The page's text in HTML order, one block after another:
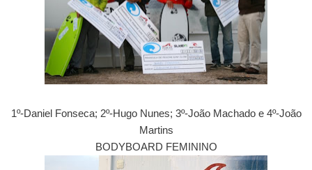
1º-Daniel Fonseca; 2º-Hugo Nunes; 3º-João Machado e 4º-João
Martins
BODYBOARD FEMININO